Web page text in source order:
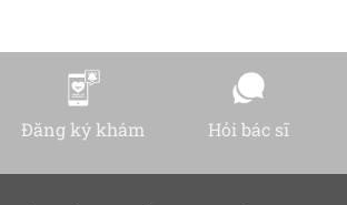
Đăng ký khám Hỏi bác sĩ